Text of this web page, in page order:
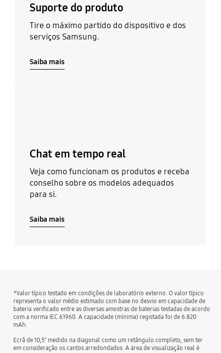
Suporte do produto
Tire o máximo partido do dispositivo e dos
serviços Samsung.
Saiba mais
Chat em tempo real
Veja como funcionam os produtos e receba
conselho sobre os modelos adequados
para si.
Saiba mais
*Valor típico testado em condições de laboratório externo. O valor típico
representa o valor médio estimado com base no desvio em capacidade de
bateria verificado entre as diversas amostras de baterias testadas de acordo
com a norma IEC 61960. A capacidade (mínima) registada foi de 6.820
mAh.
Ecrã de 10,5" medido na diagonal como um retângulo completo, sem ter
em consideração os cantos arredondados. A área de visualização real é